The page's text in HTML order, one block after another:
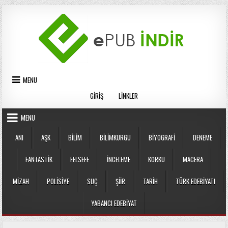
Skip
to
content
MENU
GIRIŞ
LINKLER
MENU
ANI
AŞK BILIM BILIMKURGU BIYOGRAFI DENEME
FANTASTIK FELSEFE İNCELEME KORKU MACERA
MIZAH POLISIYE SUÇ ŞIIR TARIH TÜRK EDEBIYATI
YABANCI EDEBIYAT